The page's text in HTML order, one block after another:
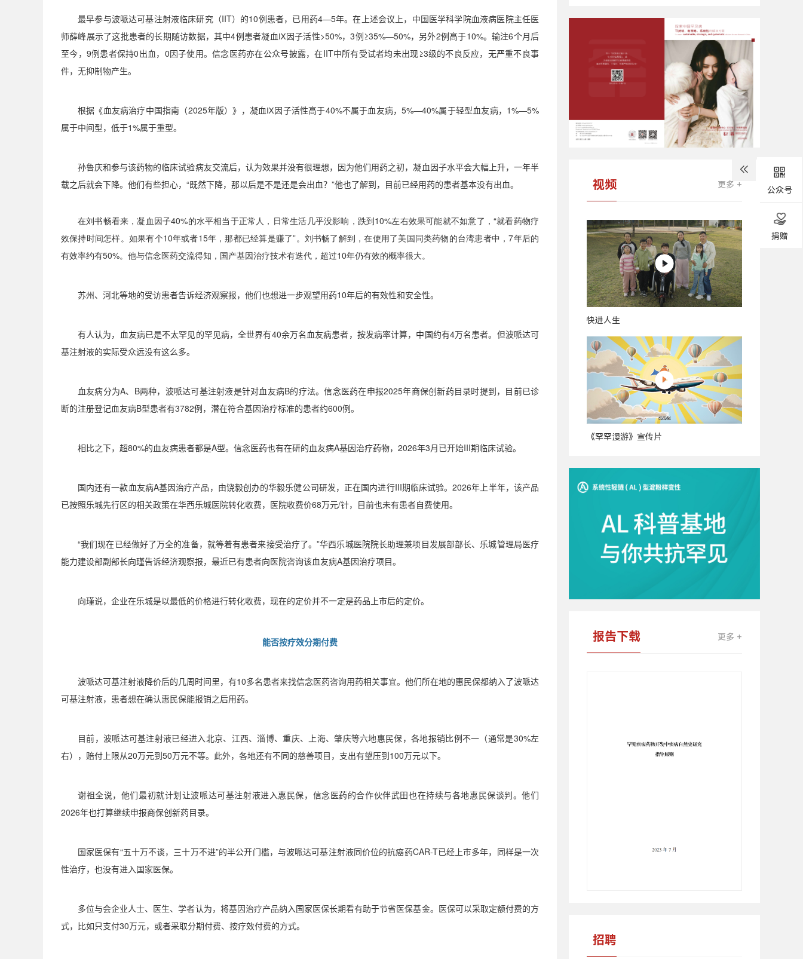
最早参与波哌达可基注射液临床研究（IIT）的10例患者，已用药4—5年。在上述会议上，中国医学科学院血液病医院主任医
师薛峰展示了这批患者的长期随访数据，其中4例患者凝血Ⅸ因子活性>50%，3例≥35%—50%，另外2例高于10%。输注6个月后
至今， 9例患者保持0出血， 0因子使用。信念医药亦在公众号披露，在IIT中所有受试者均未出现≥3级的不良反应，无严重不良事
件，无抑制物产生。
根据《血友病治疗中国指南（2025年版）》，凝血Ⅸ因子活性高于40%不属于血友病，5%—40%属于轻型血友病， 1%—5%
属于中间型，低于1%属于重型。
孙鲁庆和参与该药物的临床试验病友交流后，认为效果并没有很理想，因为他们用药之初，凝血因子水平会大幅上升，一年半
载之后就会下降。他们有些担心， “既然下降，那以后是不是还是会出血？ ”他也了解到，目前已经用药的患者基本没有出血。
在刘书畅看来，凝血因子40%的水平相当于正常人，日常生活几乎没影响，跌到10%左右效果可能就不如意了， “就看药物疗
效保持时间怎样。如果有个10年或者15年，那都已经算是赚了”。刘书畅了解到，在使用了美国同类药物的台湾患者中，7年后的
有效率约有50%。他与信念医药交流得知，国产基因治疗技术有迭代，超过10年仍有效的概率很大。
苏州、河北等地的受访患者告诉经济观察报，他们也想进一步观望用药10年后的有效性和安全性。
有人认为，血友病已是不太罕见的罕见病，全世界有40余万名血友病患者，按发病率计算，中国约有4万名患者。但波哌达可
基注射液的实际受众远没有这么多。
血友病分为A、 B两种，波哌达可基注射液是针对血友病B的疗法。信念医药在申报2025年商保创新药目录时提到，目前已诊
断的注册登记血友病B型患者有3782例，潜在符合基因治疗标准的患者约600例。
相比之下，超80%的血友病患者都是A型。信念医药也有在研的血友病A基因治疗药物， 2026年3月已开始III期临床试验。
国内还有一款血友病A基因治疗产品，由饶毅创办的华毅乐健公司研发，正在国内进行III期临床试验。2026年上半年，该产品
已按照乐城先行区的相关政策在华西乐城医院转化收费，医院收费价68万元/针，目前也未有患者自费使用。
“我们现在已经做好了万全的准备，就等着有患者来接受治疗了。”华西乐城医院院长助理兼项目发展部部长、乐城管理局医疗
能力建设部副部长向瑾告诉经济观察报，最近已有患者向医院咨询该血友病A基因治疗项目。
向瑾说，企业在乐城是以最低的价格进行转化收费，现在的定价并不一定是药品上市后的定价。
能否按疗效分期付费
波哌达可基注射液降价后的几周时间里，有10多名患者来找信念医药咨询用药相关事宜。他们所在地的惠民保都纳入了波哌达
可基注射液，患者想在确认惠民保能报销之后用药。
目前，波哌达可基注射液已经进入北京、江西、淄博、重庆、上海、肇庆等六地惠民保，各地报销比例不一（通常是30%左
右），赔付上限从20万元到50万元不等。此外，各地还有不同的慈善项目，支出有望压到100万元以下。
谢祖全说，他们最初就计划让波哌达可基注射液进入惠民保，信念医药的合作伙伴武田也在持续与各地惠民保谈判。他们
2026年也打算继续申报商保创新药目录。
国家医保有“五十万不谈，三十万不进”的半公开门槛，与波哌达可基注射液同价位的抗癌药CAR-T已经上市多年，同样是一次
性治疗，也没有进入国家医保。
多位与会企业人士、医生、学者认为，将基因治疗产品纳入国家医保长期看有助于节省医保基金。医保可以采取定额付费的方
式，比如只支付30万元，或者采取分期付费、按疗效付费的方式。
视频 更多 +
快进人生
《罕罕漫游》宣传片
报告下载 更多 +
招聘
公众号
捐赠